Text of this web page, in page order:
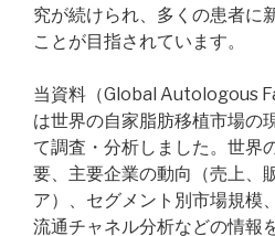
究が続けられ、多くの患者に
ことが目指されています。
当資料（Global Autologous
は世界の自家脂肪移植市場の
て調査・分析しました。世界
要、主要企業の動向（売上、
ア）、セグメント別市場規模
流通チャネル分析などの情報